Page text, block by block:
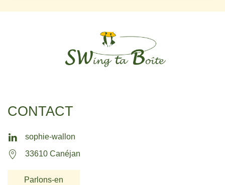
CONTACT
sophie-wallon
33610 Canéjan
Parlons-en